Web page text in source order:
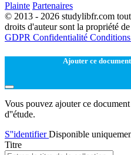
Plainte Partenaires
© 2013 - 2026 studylibfr.com
droits d'auteur sont la propriété
GDPR Confidentialité
Ajouter ce
Vous pouvez ajouter ce
d''étude.
S''identifierDisponible
Titre